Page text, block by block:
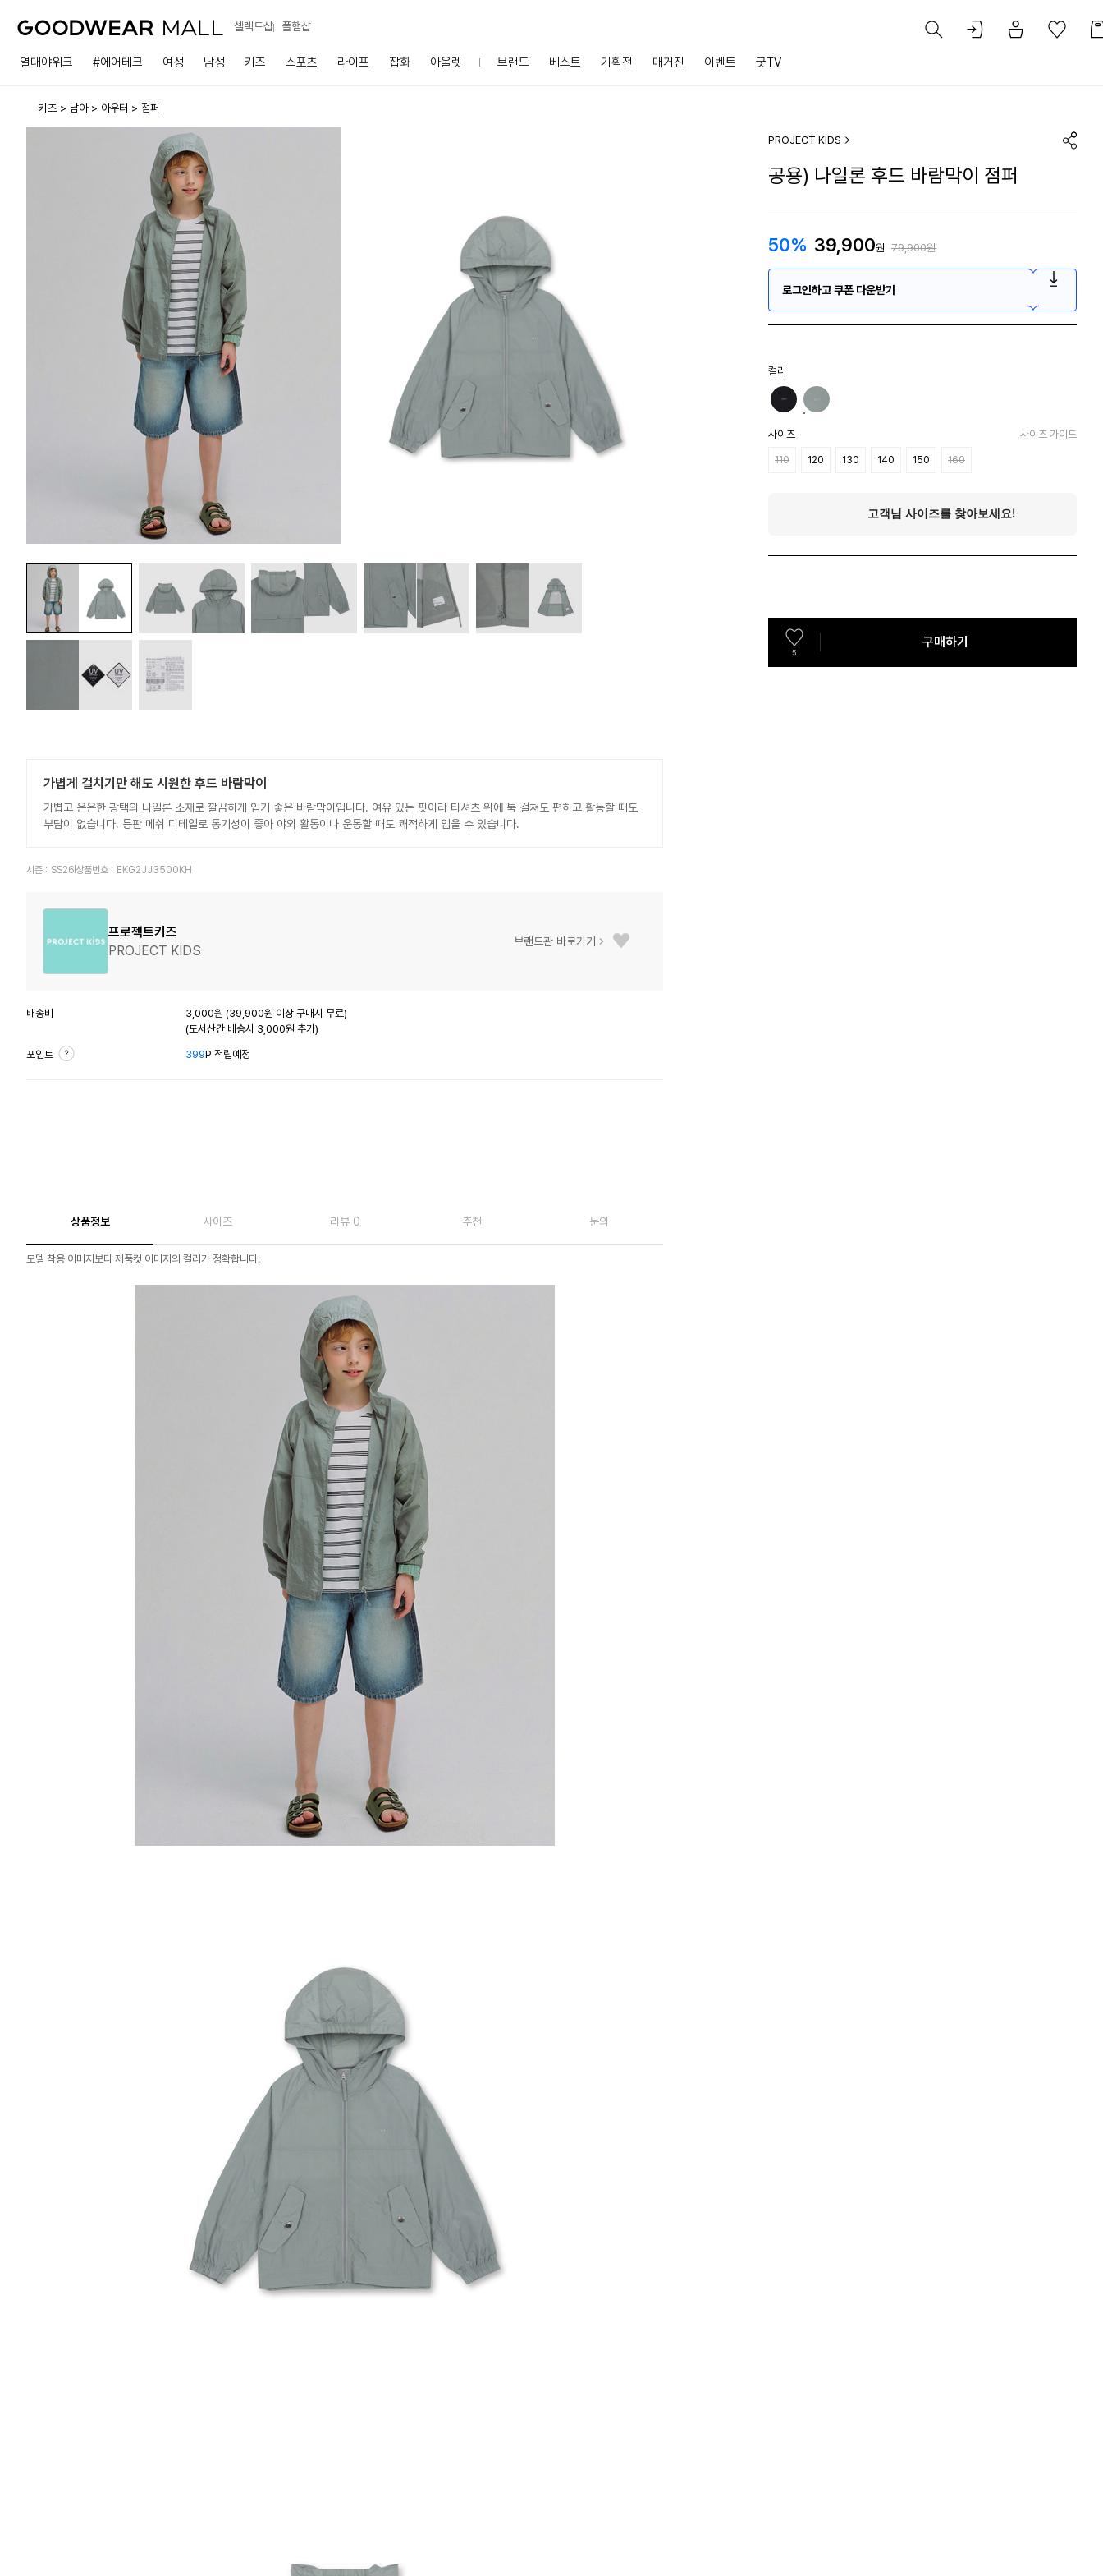
셀렉트샵 폴햄샵
열대야위크 #에어테크 여성 남성 키즈 스포츠 라이프 잡화 아울렛 브랜드 베스트 기획전 매거진 이벤트 굿TV
키즈 남아 아우터 점퍼
가볍게 걸치기만 해도 시원한 후드 바람막이
가볍고 은은한 광택의 나일론 소재로 깔끔하게 입기 좋은 바람막이입니다. 여유 있는 핏이라 티셔츠 위에 툭 걸쳐도 편하고 활동할 때도
부담이 없습니다. 등판 메쉬 디테일로 통기성이 좋아 야외 활동이나 운동할 때도 쾌적하게 입을 수 있습니다.
시즌 : SS26 상품번호 : EKG2JJ3500KH
프로젝트키즈
PROJECT KIDS
브랜드관 바로가기
배송비
3,000원 (39,900원 이상 구매시 무료)
(도서산간 배송시 3,000원 추가)
포인트 399P 적립예정
상품정보 사이즈 리뷰 0 추천 문의
모델 착용 이미지보다 제품컷 이미지의 컬러가 정확합니다.
PROJECT KIDS
공용) 나일론 후드 바람막이 점퍼
50% 39,900원 79,900원
로그인하고 쿠폰 다운받기
컬러
사이즈 사이즈 가이드
110 120 130 140 150 160
5
구매하기